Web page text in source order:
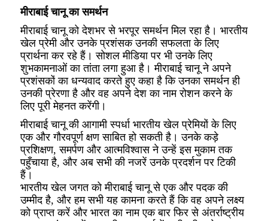
मीराबाई चानू का समर्थन
मीराबाई चानू को देशभर से भरपूर समर्थन मिल रहा है। भारतीय
खेल प्रेमी और उनके प्रशंसक उनकी सफलता के लिए
प्रार्थना कर रहे हैं। सोशल मीडिया पर भी उनके लिए
शुभकामनाओं का तांता लगा हुआ है। मीराबाई चानू ने अपने
प्रशंसकों का धन्यवाद करते हुए कहा है कि उनका समर्थन ही
उनकी प्रेरणा है और वह अपने देश का नाम रोशन करने के
लिए पूरी मेहनत करेंगी।
मीराबाई चानू की आगामी स्पर्धा भारतीय खेल प्रेमियों के लिए
एक और गौरवपूर्ण क्षण साबित हो सकती है। उनके कड़े
प्रशिक्षण, समर्पण और आत्मविश्वास ने उन्हें इस मुकाम तक
पहुँचाया है, और अब सभी की नजरें उनके प्रदर्शन पर टिकी
हैं।
भारतीय खेल जगत को मीराबाई चानू से एक और पदक की
उम्मीद है, और हम सभी यह कामना करते हैं कि वह अपने लक्ष्य
को प्राप्त करें और भारत का नाम एक बार फिर से अंतर्राष्ट्रीय